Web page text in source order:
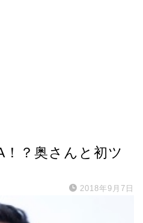
？奥さんと初ツ
2018年9月7日